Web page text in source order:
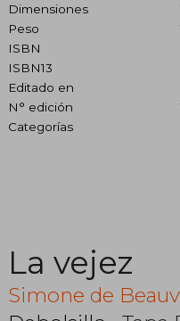
Dimensiones
Peso
ISBN
ISBN13
Editado en
N° edición
Categorías
La vejez
Simone de